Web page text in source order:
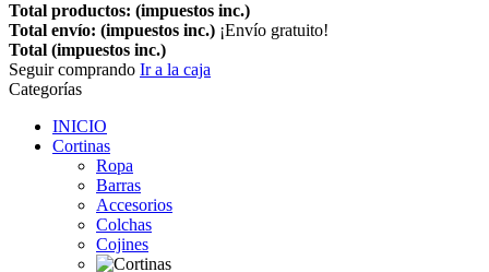
Total productos: (impuestos inc.)
Total envío: (impuestos inc.) ¡Envío gratuito!
Total (impuestos inc.)
Seguir comprando Ir a la caja
Categorías
INICIO
Cortinas
Ropa
Barras
Accesorios
Colchas
Cojines